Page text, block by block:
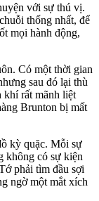
với sự thú vị.
thống nhất, để
mọi hành động,
Có một thời gian
sau đó lại thù
khí rất mãnh liệt
Brunton bị mất
kỳ quặc. Mỗi sự
không có sự kiện
phải tìm đầu sợi
ngờ một mắt xích